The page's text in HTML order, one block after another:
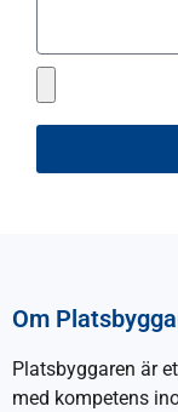
Om
Platsbyggaren är
med kompetens